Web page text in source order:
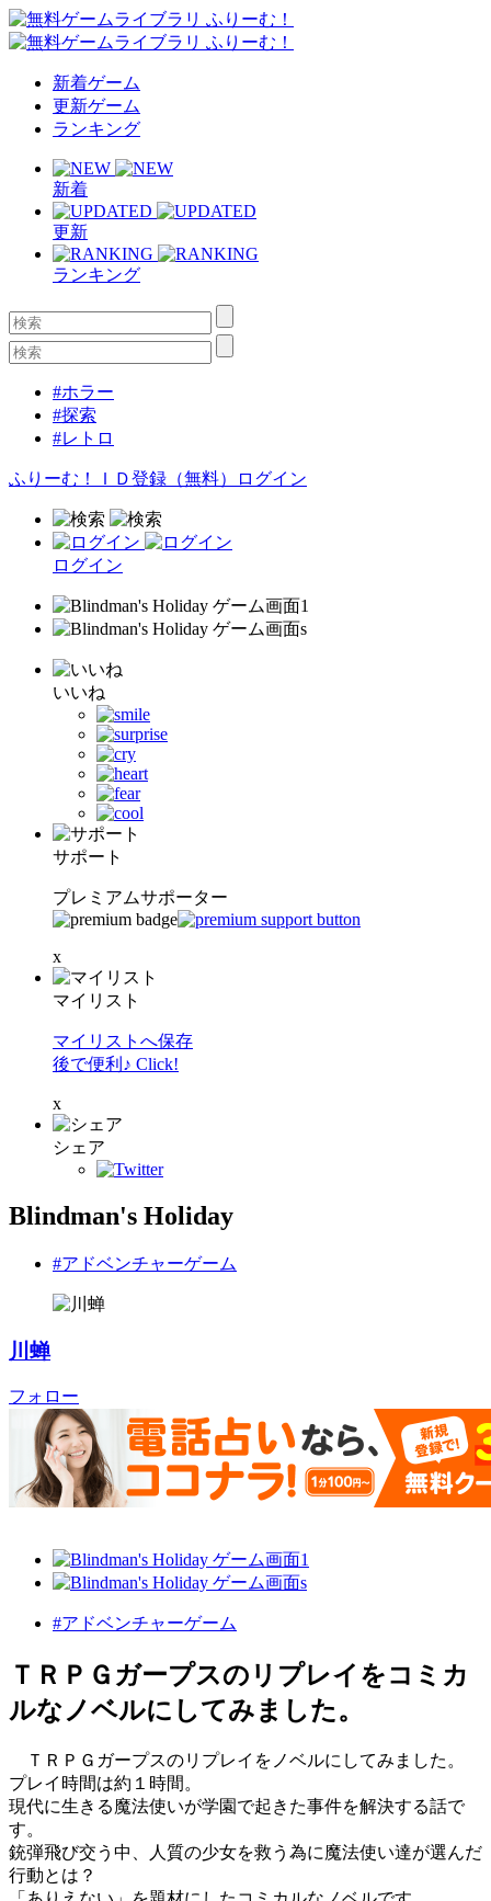
新着ゲーム
更新ゲーム
ランキング
新着
更新
ランキング
#ホラー
#探索
#レトロ
ふりーむ！ＩＤ登録（無料） ログイン
ログイン
いいね
サポート
プレミアムサポーター
x
マイリスト
マイリストへ保存
後で便利♪ Click!
x
シェア
Blindman's Holiday
#アドベンチャーゲーム
川蝉
フォロー
#アドベンチャーゲーム
ＴＲＰＧガープスのリプレイをコミカ
ルなノベルにしてみました。
ＴＲＰＧガープスのリプレイをノベルにしてみました。
プレイ時間は約１時間。
現代に生きる魔法使いが学園で起きた事件を解決する話で
す。
銃弾飛び交う中、人質の少女を救う為に魔法使い達が選んだ
行動とは？